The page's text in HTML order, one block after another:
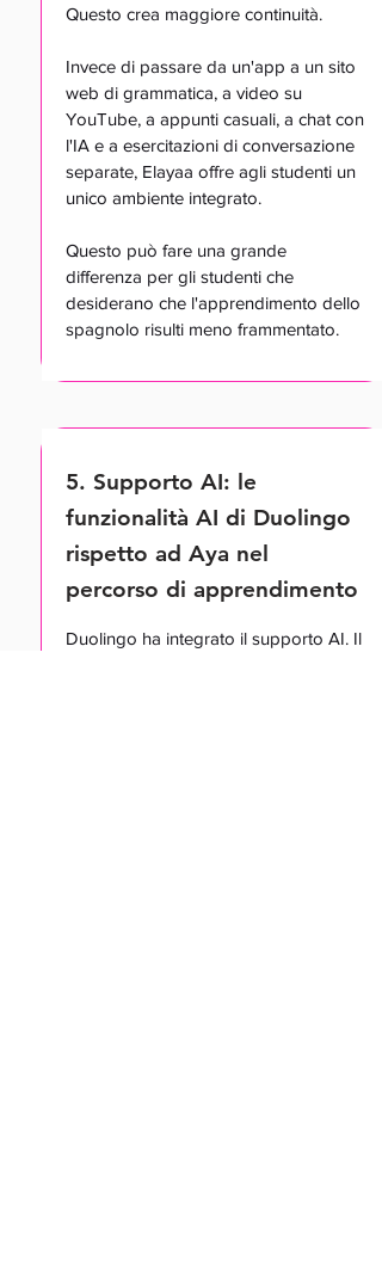
Questo crea maggiore continuità.
Invece di passare da un'app a un sito
web di grammatica, a video su
YouTube, a appunti casuali, a chat con
l'IA e a esercitazioni di conversazione
separate, Elayaa offre agli studenti un
unico ambiente integrato.
Questo può fare una grande
differenza per gli studenti che
desiderano che l'apprendimento dello
spagnolo risulti meno frammentato.
5. Supporto AI: le
funzionalità AI di Duolingo
rispetto ad Aya nel
percorso di apprendimento
Duolingo ha integrato il supporto AI. Il